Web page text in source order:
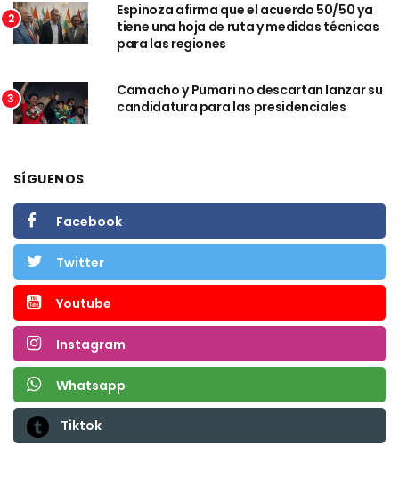
2
Espinoza afirma que el acuerdo 50/50 ya
tiene una hoja de ruta y medidas técnicas
para las regiones
3
Camacho y Pumari no descartan lanzar su
candidatura para las presidenciales
SÍGUENOS
Facebook
Twitter
Youtube
Instagram
Whatsapp
Tiktok